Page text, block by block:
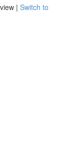
view | Switch to